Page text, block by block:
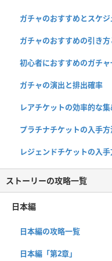
ガチャのおすすめとスケジ
ガチャのおすすめの引き
初心者におすすめのガチ
ガチャの演出と排出確率
レアチケットの効率的な
プラチナチケットの入手方
レジェンドチケットの入
ストーリーの攻略一覧
日本編
日本編の攻略一覧
日本編「第2章」